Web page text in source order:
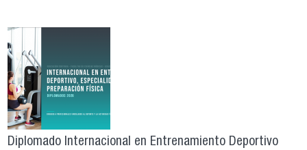
Diplomado Internacional en Entrenamiento Deportivo